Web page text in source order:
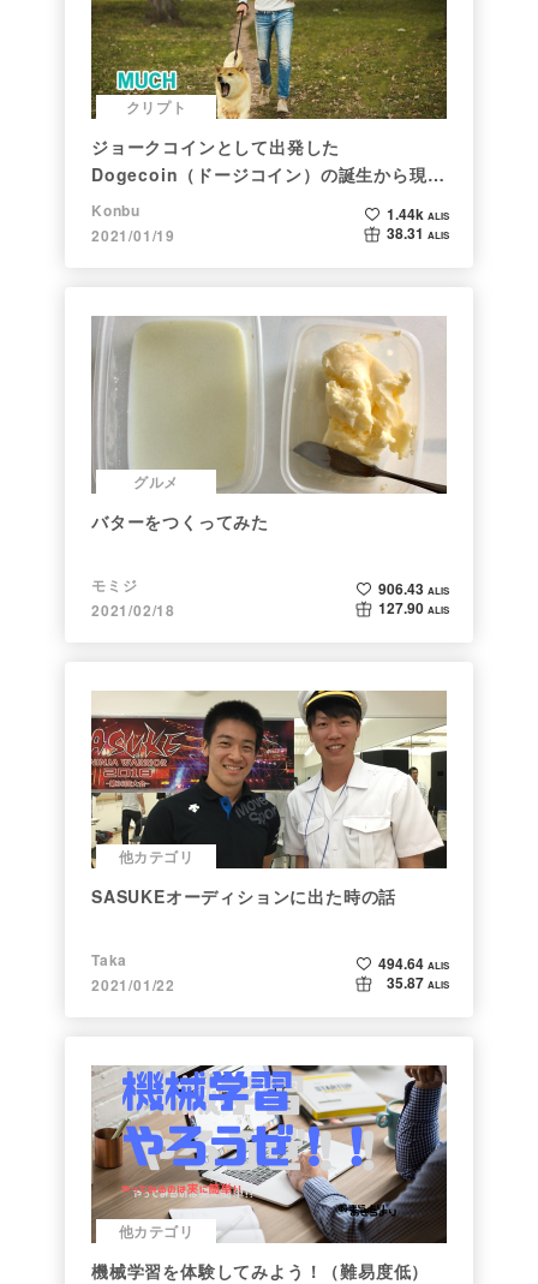
クリプト
ジョークコインとして出発した
Dogecoin（ドージコイン）の誕生から現在
まで。注目される非証券性🐶
Konbu
2021/01/19
1.44k ALIS
38.31 ALIS
グルメ
バターをつくってみた
モミジ
2021/02/18
906.43 ALIS
127.90 ALIS
他カテゴリ
SASUKEオーディションに出た時の話
Taka
2021/01/22
494.64 ALIS
35.87 ALIS
他カテゴリ
機械学習を体験してみよう！（難易度低）